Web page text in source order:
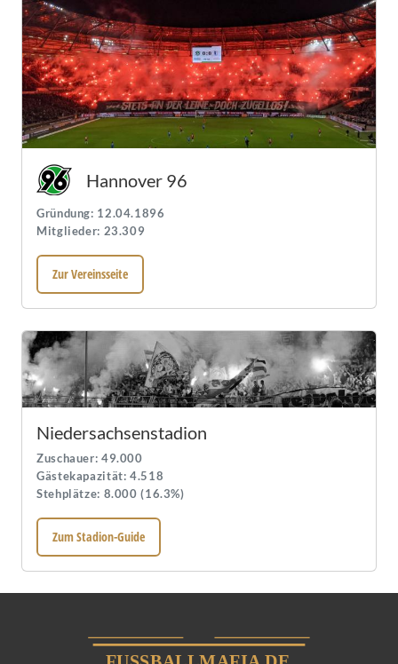
Hannover 96
Gründung: 12.04.1896
Mitglieder: 23.309
Zur Vereinsseite
Niedersachsenstadion
Zuschauer: 49.000
Gästekapazität: 4.518
Stehplätze: 8.000 (16.3%)
Zum Stadion-Guide